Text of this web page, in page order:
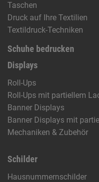
Taschen
Druck auf Ihre Textilien
Textildruck-Techniken
Schuhe bedrucken
Displays
Roll-Ups
Roll-Ups mit partiellem
Banner Displays
Banner Displays mit
Mechaniken & Zubehör
Schilder
Hausnummernschilder